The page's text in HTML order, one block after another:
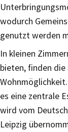
wodurch
genutzt werden
In kleinen
bieten, finden die
es eine zentrale
wird vom
Leipzig